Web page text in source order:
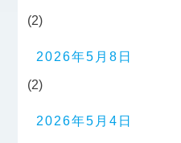
(2)
2026年5月8日
(2)
2026年5月4日